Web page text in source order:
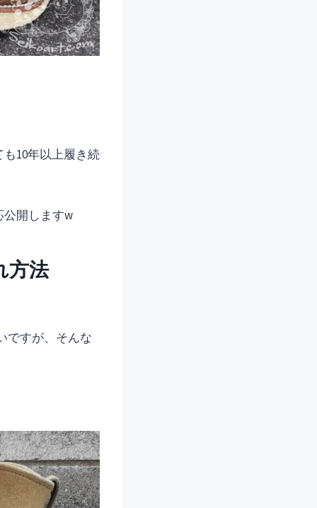
10年以上履き続
開しますw
方法
ですが、そんな